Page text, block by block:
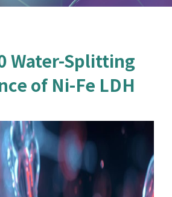
Water-Splitting
of Ni-Fe LDH